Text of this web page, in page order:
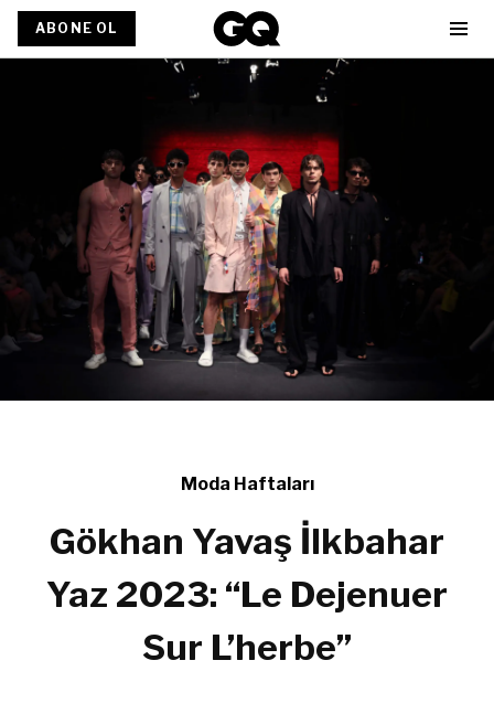
ABONE OL
Moda Haftaları
Gökhan Yavaş İlkbahar
Yaz 2023: “Le Dejenuer
Sur L’herbe”